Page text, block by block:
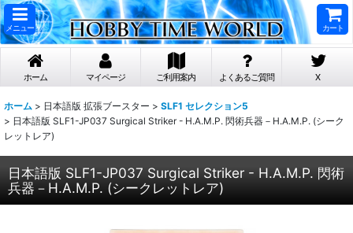
メニュー カート
ホーム マイページ ご利用案内 よくあるご質問 X
ホーム > 日本語版 拡張ブースター > SLF1 セレクション5
> 日本語版 SLF1-JP037 Surgical Striker - H.A.M.P. 閃術兵器－H.A.M.P. (シーク
レットレア)
日本語版 SLF1-JP037 Surgical Striker - H.A.M.P. 閃術
兵器－H.A.M.P. (シークレットレア)